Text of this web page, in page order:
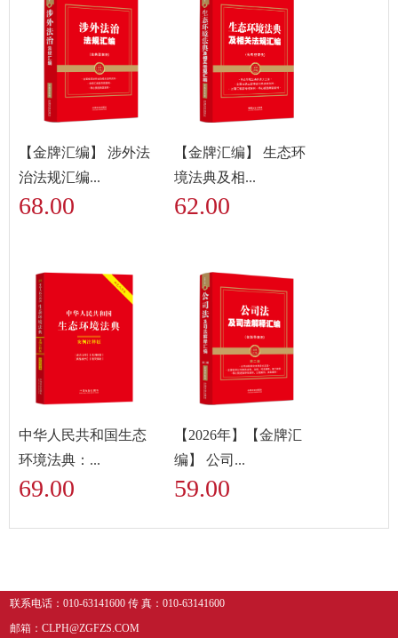
【金牌汇编】 涉外法
治法规汇编...
68.00
【金牌汇编】 生态环
境法典及相...
62.00
中华人民共和国生态
环境法典：...
69.00
【2026年】【金牌汇
编】 公司...
59.00
联系电话：010-63141600 传 真：010-63141600
邮箱：CLPH@ZGFZS.COM